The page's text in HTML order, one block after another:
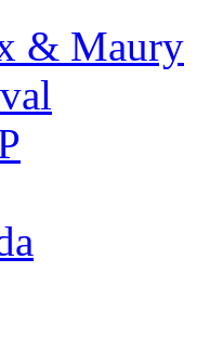
& Maury